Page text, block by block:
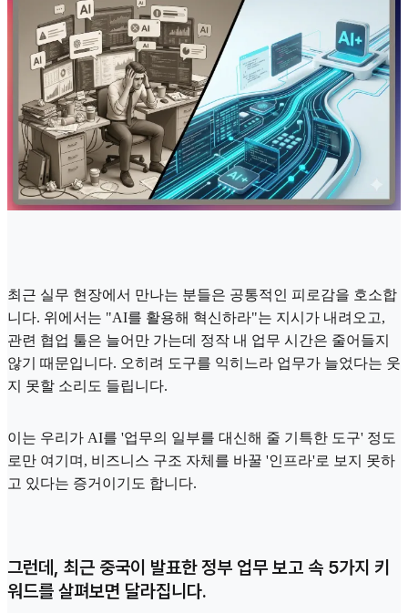
최근 실무 현장에서 만나는 분들은 공통적인 피로감을 호소합
니다. 위에서는 "AI를 활용해 혁신하라"는 지시가 내려오고,
관련 협업 툴은 늘어만 가는데 정작 내 업무 시간은 줄어들지
않기 때문입니다. 오히려 도구를 익히느라 업무가 늘었다는 웃
지 못할 소리도 들립니다.
이는 우리가 AI를 '업무의 일부를 대신해 줄 기특한 도구' 정도
로만 여기며, 비즈니스 구조 자체를 바꿀 '인프라'로 보지 못하
고 있다는 증거이기도 합니다.
그런데, 최근 중국이 발표한 정부 업무 보고 속 5가지 키
워드를 살펴보면 달라집니다.